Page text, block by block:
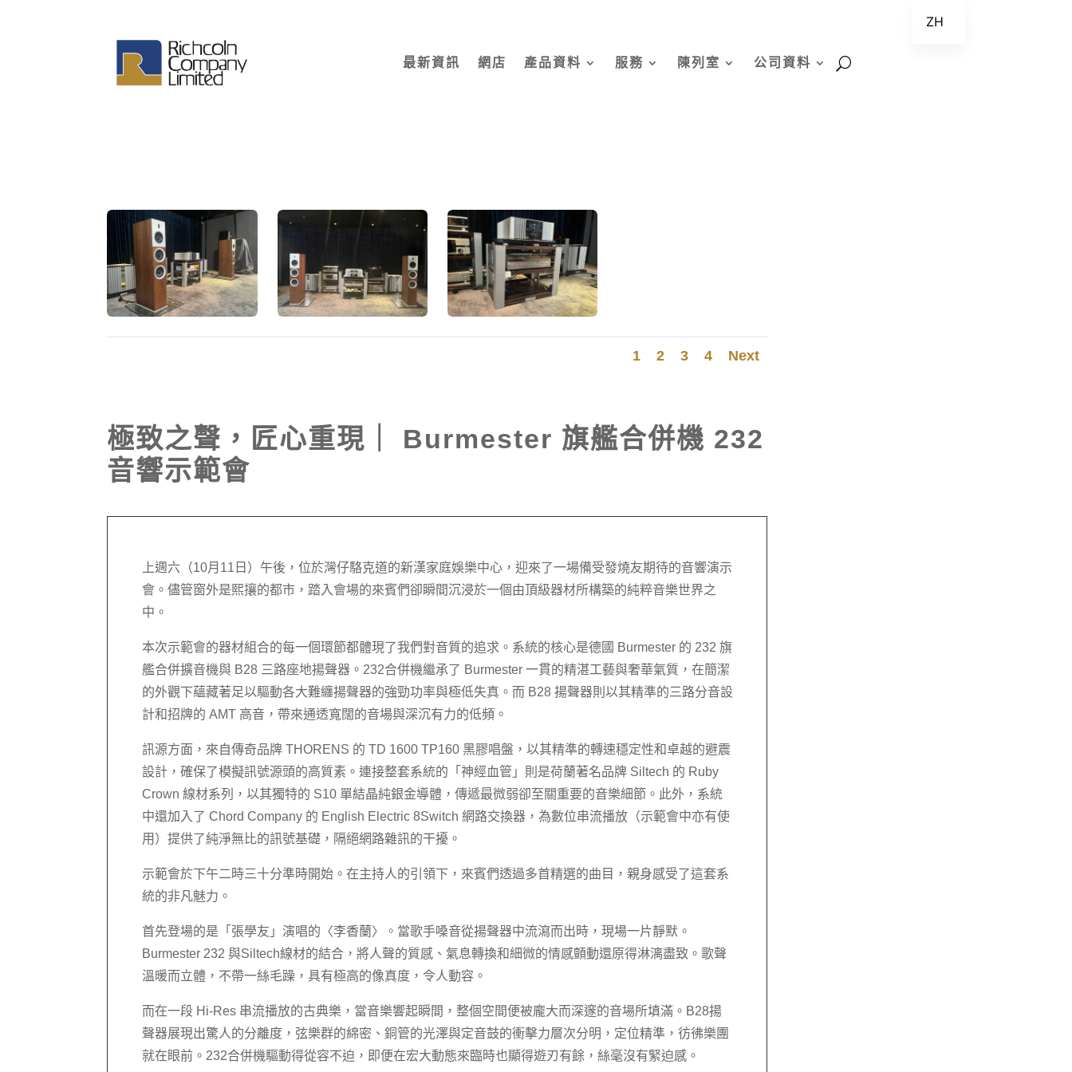
最新資訊 網店 產品資料 服務 陳列室 公司資料
1 2 3 4 Next
極致之聲，匠心重現｜ Burmester 旗艦合併機 232
音響示範會
上週六（10月11日）午後，位於灣仔駱克道的新漢家庭娛樂中心，迎來了一場備受發燒友期待的音響演示
會。儘管窗外是熙攘的都市，踏入會場的來賓們卻瞬間沉浸於一個由頂級器材所構築的純粹音樂世界之
中。
本次示範會的器材組合的每一個環節都體現了我們對音質的追求。系統的核心是德國 Burmester 的 232 旗
艦合併擴音機與 B28 三路座地揚聲器。232合併機繼承了 Burmester 一貫的精湛工藝與奢華氣質，在簡潔
的外觀下蘊藏著足以驅動各大難纏揚聲器的強勁功率與極低失真。而 B28 揚聲器則以其精準的三路分音設
計和招牌的 AMT 高音，帶來通透寬闊的音場與深沉有力的低頻。
訊源方面，來自傳奇品牌 THORENS 的 TD 1600 TP160 黑膠唱盤，以其精準的轉速穩定性和卓越的避震
設計，確保了模擬訊號源頭的高質素。連接整套系統的「神經血管」則是荷蘭著名品牌 Siltech 的 Ruby
Crown 線材系列，以其獨特的 S10 單結晶純銀金導體，傳遞最微弱卻至關重要的音樂細節。此外，系統
中還加入了 Chord Company 的 English Electric 8Switch 網路交換器，為數位串流播放（示範會中亦有使
用）提供了純淨無比的訊號基礎，隔絕網路雜訊的干擾。
示範會於下午二時三十分準時開始。在主持人的引領下，來賓們透過多首精選的曲目，親身感受了這套系
統的非凡魅力。
首先登場的是「張學友」演唱的〈李香蘭〉。當歌手嗓音從揚聲器中流瀉而出時，現場一片靜默。
Burmester 232 與Siltech線材的結合，將人聲的質感、氣息轉換和細微的情感顫動還原得淋漓盡致。歌聲
溫暖而立體，不帶一絲毛躁，具有極高的像真度，令人動容。
而在一段 Hi-Res 串流播放的古典樂，當音樂響起瞬間，整個空間便被龐大而深邃的音場所填滿。B28揚
聲器展現出驚人的分離度，弦樂群的綿密、銅管的光澤與定音鼓的衝擊力層次分明，定位精準，彷彿樂團
就在眼前。232合併機驅動得從容不迫，即便在宏大動態來臨時也顯得遊刃有餘，絲毫沒有緊迫感。
ZH